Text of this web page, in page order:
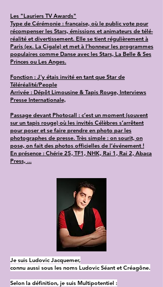
Les "Lauriers TV Awards"
Type de Cérémonie : française, où le public vote pour
récompenser les Stars, émissions et animateurs de télé-
réalité et divertissement. Elle se tient régulièrement à
Paris (ex. La Cigale) et met à l’honneur les programmes
populaires comme Danse avec les Stars, La Belle & Ses
Princes ou Les Anges.
Fonction : J'y étais invité en tant que Star de
Téléréalité/People
Arrivée : Dépôt Limousine & Tapis Rouge, Interviews
Presse Internationale,
Passage devant Photocall : c’est un moment (souvent
sur un tapis rouge) où les invités Célèbres s’arrêtent
pour poser et se faire prendre en photo par les
photographes de presse. Très simple : on sourit, on
pose, on fait des photos officielles de l’événement !
En présence : Chérie 25, TF1, NHK, Rai 1, Rai 2, Abaca
Press, ...
Je suis Ludovic Jacquemer,
connu aussi sous les noms Ludovic Séant et Créagône.
Selon la définition, je suis Multipotentiel :